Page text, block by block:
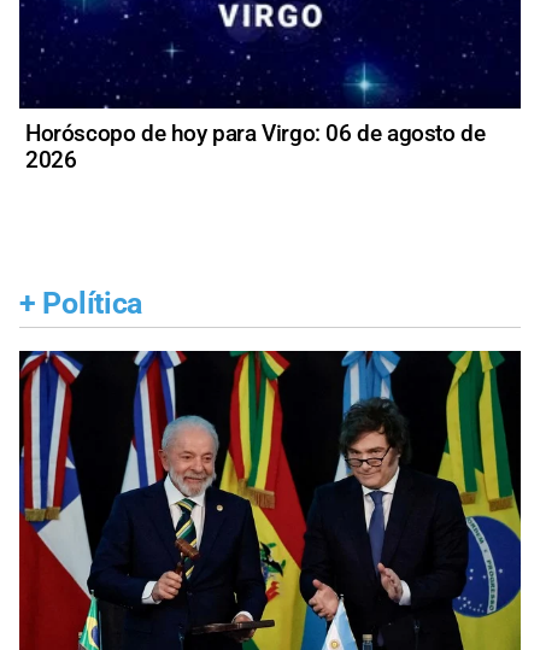
Horóscopo de hoy para Virgo: 06 de agosto de
2026
+ Política